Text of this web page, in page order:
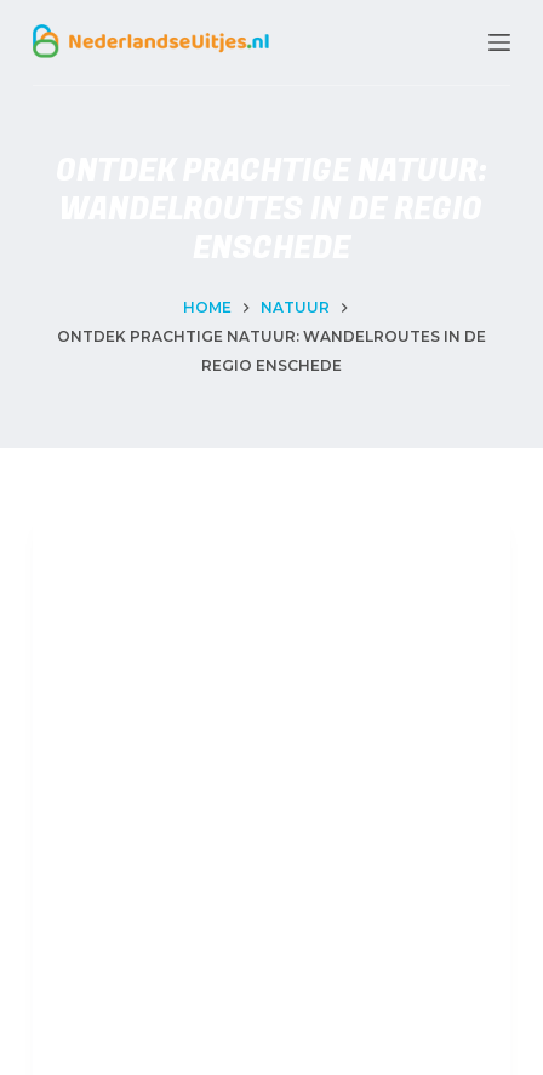
G
HOME
NATUUR
ONTDEK PRACHTIGE NATUUR: WANDELROUTES IN DE
REGIO ENSCHEDE